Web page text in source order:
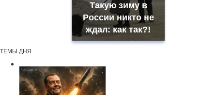
Такую зиму в
России никто не
ждал: как так?!
ТЕМЫ ДНЯ